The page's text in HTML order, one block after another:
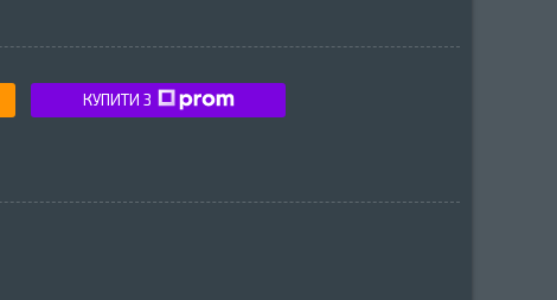
КУПИТИ З